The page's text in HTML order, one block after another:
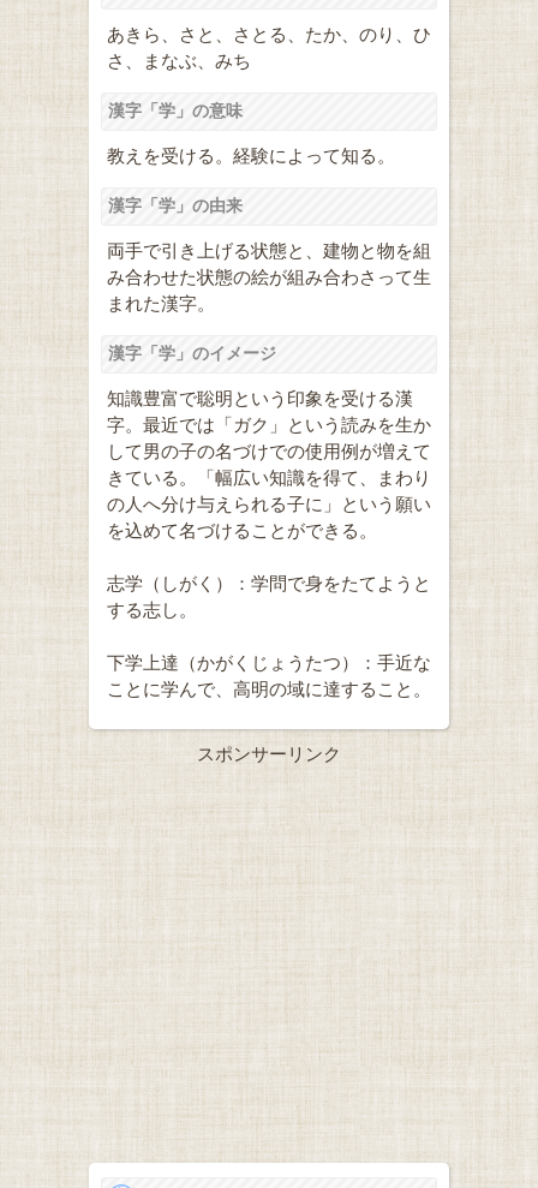
あきら、さと、さとる、たか、のり、ひ
さ、まなぶ、みち
漢字「学」の意味
教えを受ける。経験によって知る。
漢字「学」の由来
両手で引き上げる状態と、建物と物を組
み合わせた状態の絵が組み合わさって生
まれた漢字。
漢字「学」のイメージ
知識豊富で聡明という印象を受ける漢
字。最近では「ガク」という読みを生か
して男の子の名づけでの使用例が増えて
きている。「幅広い知識を得て、まわり
の人へ分け与えられる子に」という願い
を込めて名づけることができる。
志学（しがく）：学問で身をたてようと
する志し。
下学上達（かがくじょうたつ）：手近な
ことに学んで、高明の域に達すること。
スポンサーリンク